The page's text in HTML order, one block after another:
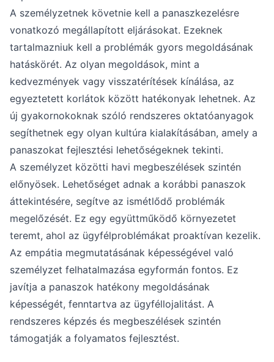
A személyzetnek követnie kell a panaszkezelésre
vonatkozó megállapított eljárásokat. Ezeknek
tartalmazniuk kell a problémák gyors megoldásának
hatáskörét. Az olyan megoldások, mint a
kedvezmények vagy visszatérítések kínálása, az
egyeztetett korlátok között hatékonyak lehetnek. Az
új gyakornokoknak szóló rendszeres oktatóanyagok
segíthetnek egy olyan kultúra kialakításában, amely a
panaszokat fejlesztési lehetőségeknek tekinti.
A személyzet közötti havi megbeszélések szintén
előnyösek. Lehetőséget adnak a korábbi panaszok
áttekintésére, segítve az ismétlődő problémák
megelőzését. Ez egy együttműködő környezetet
teremt, ahol az ügyfélproblémákat proaktívan kezelik.
Az empátia megmutatásának képességével való
személyzet felhatalmazása egyformán fontos. Ez
javítja a panaszok hatékony megoldásának
képességét, fenntartva az ügyféllojalitást. A
rendszeres képzés és megbeszélések szintén
támogatják a folyamatos fejlesztést.